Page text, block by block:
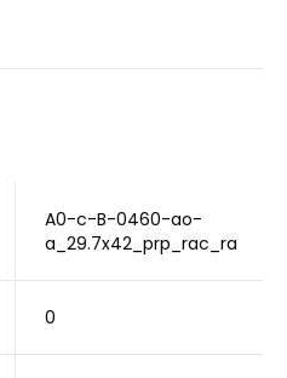
A0-c-B-0460-ao-
a_29.7x42_prp_rac_ra
0